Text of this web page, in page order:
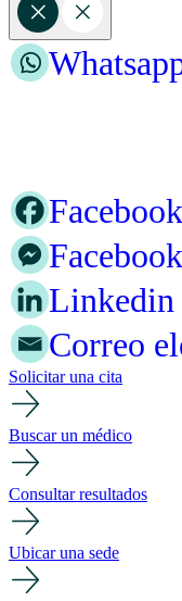
Facebook
Linkedin
Correo
Solicitar una cita
Buscar un médico
Consultar resultados
Ubicar una sede